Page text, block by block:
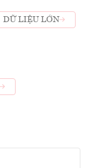
DỮ LIỆU LỚN